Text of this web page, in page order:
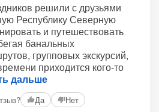
решили с друзьями
Республику Северную
и путешествовать
банальных
групповых экскурсий,
приходится кого-то
дальше
Да Нет